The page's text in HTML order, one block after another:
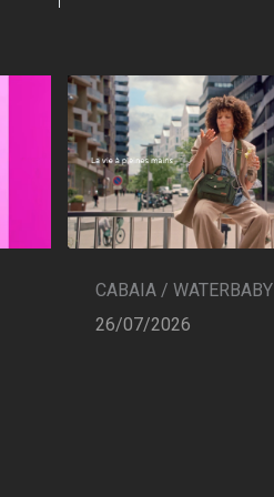
CABAIA / WATERBABY
26/07/2026